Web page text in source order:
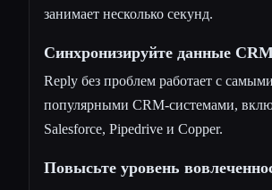
занимает несколько секунд.
Синхронизируйте данные
Reply без проблем работает с самыми
популярными CRM-системами,
Salesforce, Pipedrive и Copper.
Повысьте уровень